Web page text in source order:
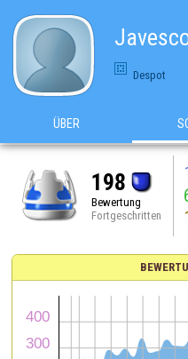
Despot
ÜBER
198
Bewertung
Fortgeschritten